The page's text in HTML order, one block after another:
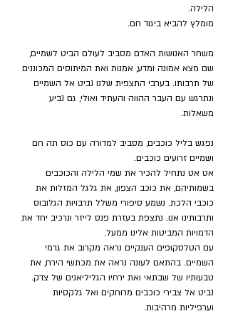
הלילה.
מומלץ להביא ביגוד חם.
משחר האנושות האדם מסביב לעולם הביט לשמיים,
שם מצא אמונה ומדע, אמנות ואת המיתוסים המכוננים
של תרבותו. בערבי התצפית שלנו נביט אל השמיים
ונתרגש עם העבר ההווה והעתיד ואולי, גם נביע
משאלות.
נפגש בליל כוכבים, מסביב למדורה עם כוס תה חם
ושמיים זרועים כוכבים.
אט אט נתחיל להכיר את שמי הלילה והכוכבים
בשמותיהם, את כוכב הצפון, את גלגל המזלות את
כוכבי הלכת. נשמע סיפורי משלל תרבויות הגלובוס
ותרבותינו אנו. נתצפת בעזרת פנס לייזר ונרכיב יחד את
הדמויות המביטות אלינו ממעל.
עם הטלסקופים הענקיים נראה מקרוב את גרמי
השמיים. בהתאם לעונה נראה את מכתשי הירח, את
טבעותיו של שבתאי ואת ירחיו הגליליאנים של צדק.
נביט אל צבירי כוכבים מרוחקים ואל גלקסיות
וערפיליות מרהיבות.